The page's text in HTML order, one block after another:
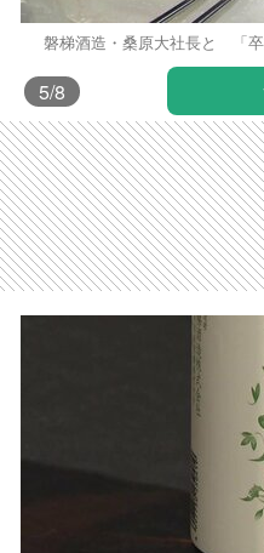
磐梯酒造・桑原大社長と 「
5/8